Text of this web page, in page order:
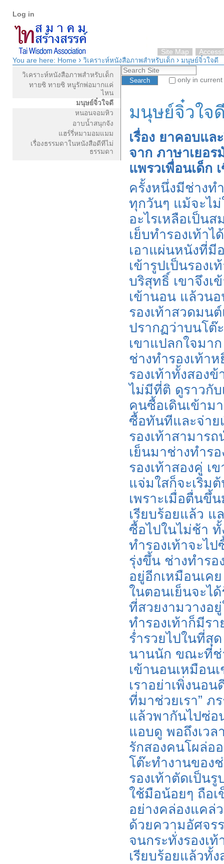
content.
Skip
to
Site Map
tools
Log in
You are here: Home › วิเคราะห์หนังสือภาพสำหรับเด็ก › มนุษย์จิ๋วใจดี
Search Site
only in current
มนุษย์จิ๋วใจ
เรื่อง ยาคอบแ
จาก ภาษาเยอ
แพรวเพื่อนเด็ก
ครั้งหนึ่งมีช่างท
ทุกวันๆ แม้จะไ
อะไรเหลือเป็น
เย็บทำรองเท้า
เอาแผ่นหนังที่มี
เข้ารูปเป็นรอง
บริสุทธิ์ เขาจึงเ
เข้านอน แล้วน
รองเท้าสวดมน
ปรากฏว่าบนโต๊
เขาแปลกใจมา
ช่างทำรองเท้า
รองเท้าทั้งสองข้
ไม่มีที่ติ ดูราวกั
คนซื้อเดินเข้าม
ซื้อทันทีและจ่าย
รองเท้าสามาร
เย็นมาช่างทำร
รองเท้าสองคู่ เ
แจ่มใสก็จะเริ่ม
เพราะเมื่อตื่นขึ้
เรียบร้อยแล้ว แ
ซื้อไปในไม่ช้า ทั้
ทำรองเท้าจะไ
รุ่งขึ้น ช่างทำรอ
อยู่อีกเหมือนเค
ในตอนเย็นจะได้
ที่สวยงามวางอ
ทำรองเท้าก็มีร
ร่ำรวยไปในที่สุ
นานนัก ขณะที่ช่
เข้านอนเหมือน
เราอย่าเพิ่งนอ
ที่มาช่วยเรา” ภ
แล้วพากันไปซ่อ
แอบดู พอถึงเว
รักสองคนโผล่อ
โต๊ะทำงานของ
รองเท้าตัดเป็น
ใช้มือน้อยๆ ถือเ
อย่างคล่องแคล่
ด้วยความอัศจร
จนกระทั่งรองเ
เรียบร้อยแล้วทั้
วิเคราะห์หนังสือภาพสำหรับเด็ก
ทายซิ ทายซิ หนูรักพ่อมากแค่
ไหน
มนุษย์จิ๋วใจดี
หนอนจอมหิว
อาบน้ำสนุกจัง
แฮร์รี่หมามอมแมม
เรื่องธรรมดาในหนังสือดีทีไม่
ธรรมดา